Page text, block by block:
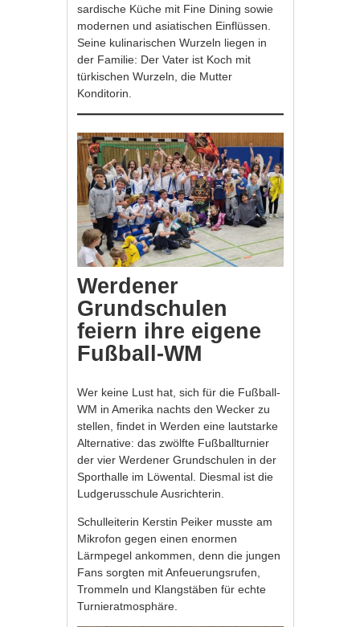
sardische Küche mit Fine Dining sowie
modernen und asiatischen Einflüssen.
Seine kulinarischen Wurzeln liegen in
der Familie: Der Vater ist Koch mit
türkischen Wurzeln, die Mutter
Konditorin.
Werdener
Grundschulen
feiern ihre eigene
Fußball-WM
Wer keine Lust hat, sich für die Fußball-
WM in Amerika nachts den Wecker zu
stellen, findet in Werden eine lautstarke
Alternative: das zwölfte Fußballturnier
der vier Werdener Grundschulen in der
Sporthalle im Löwental. Diesmal ist die
Ludgerusschule Ausrichterin.
Schulleiterin Kerstin Peiker musste am
Mikrofon gegen einen enormen
Lärmpegel ankommen, denn die jungen
Fans sorgten mit Anfeuerungsrufen,
Trommeln und Klangstäben für echte
Turnieratmosphäre.